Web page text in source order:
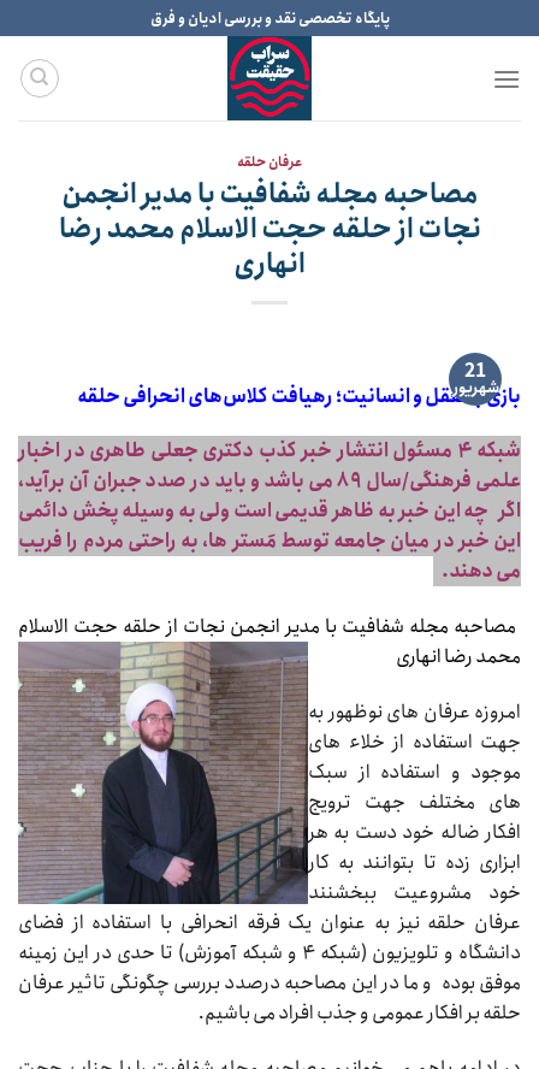
to
content
پایگاه تخصصی نقد و بررسی ادیان و فرق
عرفان حلقه
مصاحبه مجله شفافیت با مدیر انجمن
نجات از حلقه حجت الاسلام محمد رضا
انهاری
21
شهریور
بازی با تعقل و انسانیت؛ رهیافت کلاس‌های انحرافی حلقه
شبکه ۴ مسئول انتشار خبر کذب دکتری جعلی طاهری در اخبار
علمی فرهنگی/سال ۸۹ می باشد و باید در صدد جبران آن برآید،
اگر چه این خبر به ظاهر قدیمی است ولی به وسیله پخش دائمی
این خبر در میان جامعه توسط مَستر ها، به راحتی مردم را فریب
می دهند.
مصاحبه مجله شفافیت با مدیر انجمن نجات از حلقه حجت الاسلام
محمد رضا انهاری
امروزه عرفان های نوظهور به
جهت استفاده از خلاء های
موجود و استفاده از سبک
های مختلف جهت ترویج
افکار ضاله خود دست به هر
ابزاری زده تا بتوانند به کار
خود مشروعیت ببخشنند
عرفان حلقه نیز به عنوان یک فرقه انحرافی با استفاده از فضای
دانشگاه و تلویزیون (شبکه ۴ و شبکه آموزش) تا حدی در این زمینه
موفق بوده و ما در این مصاحبه درصدد بررسی چگونگی تاثیر عرفان
حلقه بر افکار عمومی و جذب افراد می باشیم.